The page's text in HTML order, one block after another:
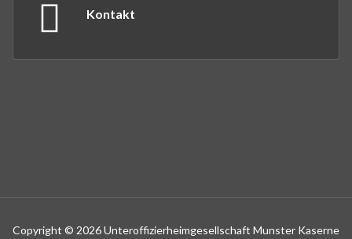
Kontakt
Copyright © 2026 Unteroffizierheimgesellschaft Munster Kaserne